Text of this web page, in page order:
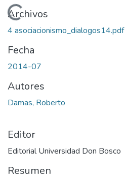
Cargando...
Archivos
4 asociacionismo_dialogos14.pdf
Fecha
2014-07
Autores
Damas, Roberto
Editor
Editorial Universidad Don Bosco
Resumen